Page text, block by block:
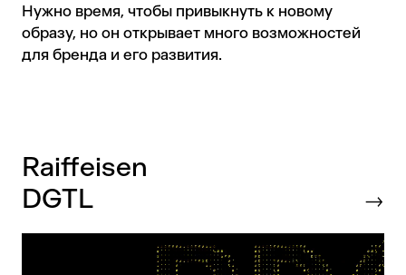
Нужно время, чтобы привыкнуть к новому
образу, но он открывает много возможностей
для бренда и его развития.
Raiffeisen
DGTL